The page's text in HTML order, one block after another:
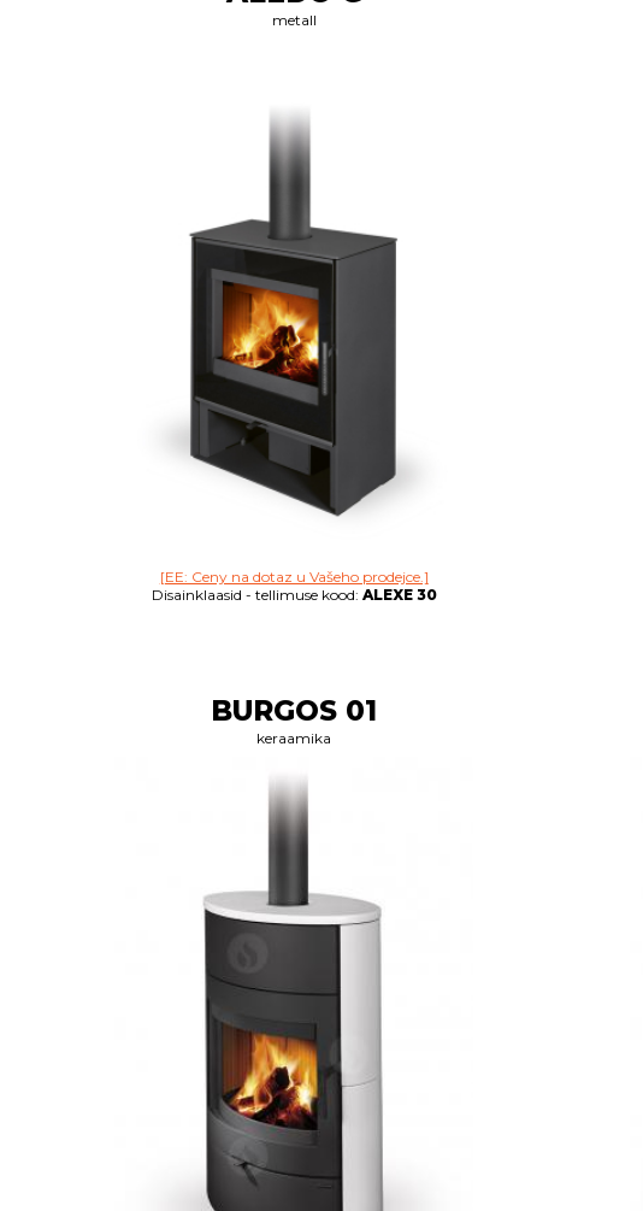
metall
[EE: Ceny na dotaz u Vašeho prodejce.]
Disainklaasid - tellimuse kood: ALEXE 30
BURGOS 01
keraamika